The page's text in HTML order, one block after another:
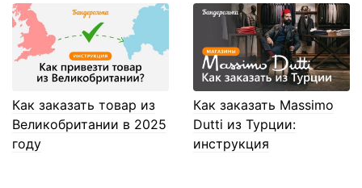
Как заказать товар из
Великобритании в 2025
году
Как заказать Massimo
Dutti из Турции:
инструкция